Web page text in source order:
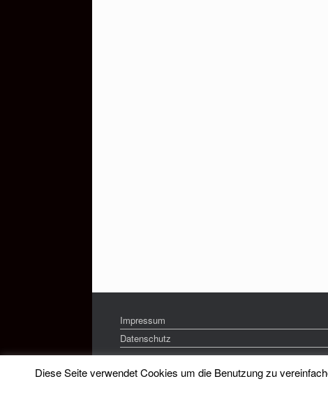
Impressum
Datenschutz
Diese Seite verwendet Cookies um die Benutzung zu